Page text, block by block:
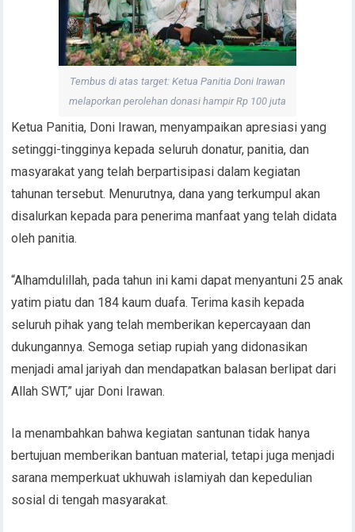
Tembus di atas target: Ketua Panitia Doni Irawan
melaporkan perolehan donasi hampir Rp 100 juta
Ketua Panitia, Doni Irawan, menyampaikan apresiasi yang
setinggi-tingginya kepada seluruh donatur, panitia, dan
masyarakat yang telah berpartisipasi dalam kegiatan
tahunan tersebut. Menurutnya, dana yang terkumpul akan
disalurkan kepada para penerima manfaat yang telah didata
oleh panitia.
“Alhamdulillah, pada tahun ini kami dapat menyantuni 25 anak
yatim piatu dan 184 kaum duafa. Terima kasih kepada
seluruh pihak yang telah memberikan kepercayaan dan
dukungannya. Semoga setiap rupiah yang didonasikan
menjadi amal jariyah dan mendapatkan balasan berlipat dari
Allah SWT,” ujar Doni Irawan.
Ia menambahkan bahwa kegiatan santunan tidak hanya
bertujuan memberikan bantuan material, tetapi juga menjadi
sarana memperkuat ukhuwah islamiyah dan kepedulian
sosial di tengah masyarakat.